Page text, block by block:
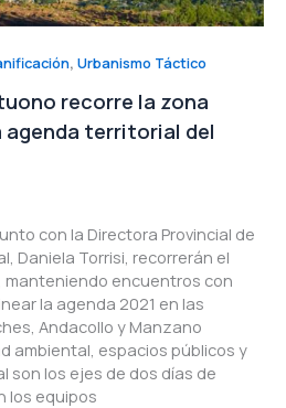
, Urbanismo Táctico
recorre la zona
agenda territorial del
con la Directora Provincial de
Daniela Torrisi, recorrerán el
encuentros con
la agenda 2021 en las
Andacollo y Manzano
ambiental, espacios públicos y
son los ejes de dos días de
los equipos